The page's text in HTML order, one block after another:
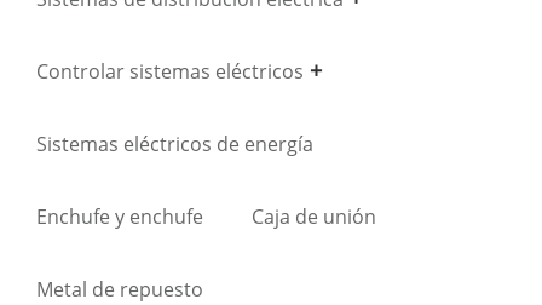
Controlar sistemas eléctricos
Sistemas eléctricos de energía
Enchufe y enchufe Caja de unión
Metal de repuesto